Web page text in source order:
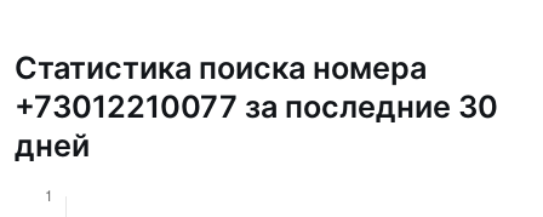
Статистика поиска номера
+73012210077 за последние 30
дней